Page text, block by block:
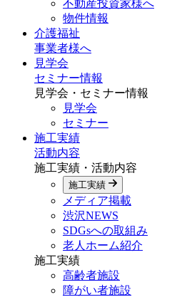
不動産投資家様へ
物件情報
介護福祉
事業者様へ
見学会
セミナー情報
見学会・セミナー情報
見学会
セミナー
施工実績
活動内容
施工実績・活動内容
施工実績
メディア掲載
渋沢NEWS
SDGsへの取組み
老人ホーム紹介
施工実績
高齢者施設
障がい者施設